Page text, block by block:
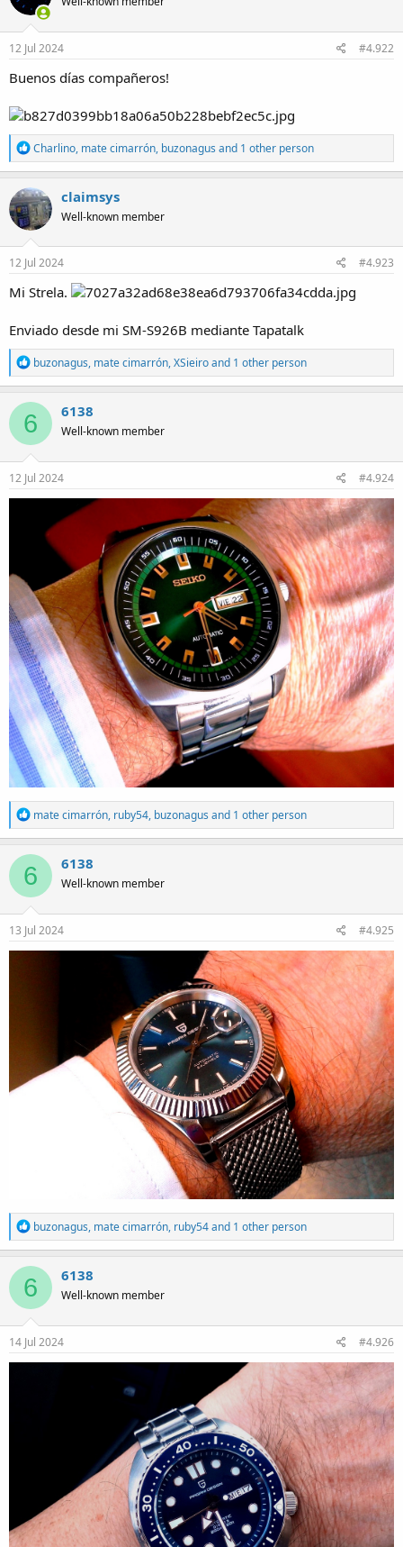
o
n
s
12 Jul 2024 #4.922
Buenos días compañeros!
R
e
a
c
t
i
o
n
s
Charlino, mate cimarrón, buzonagus and 1 other person
claimsys
Well-known member
12 Jul 2024 #4.923
Mi Strela.
Enviado desde mi SM-S926B mediante Tapatalk
R
e
a
c
t
i
o
n
s
buzonagus, mate cimarrón,XSieiroand 1 other person
6 6138
Well-known member
12 Jul 2024 #4.924
R
e
a
c
t
i
o
n
s
mate cimarrón, ruby54, buzonagus and 1 other person
6 6138
Well-known member
13 Jul 2024 #4.925
R
e
a
c
t
i
o
n
s
buzonagus, mate cimarrón, ruby54and 1 other person
6 6138
Well-known member
14 Jul 2024 #4.926